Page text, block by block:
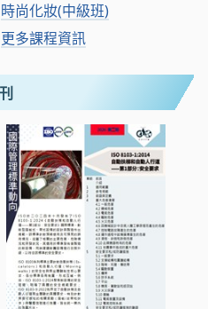
時尚化妝(中級班)
更多課程資訊